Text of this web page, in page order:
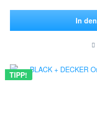
In den
TIPP!